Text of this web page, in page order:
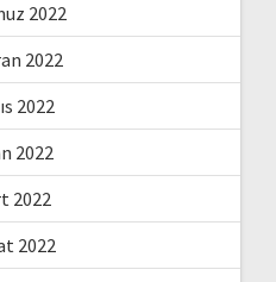
2022
2022
2022
2022
2022
2022